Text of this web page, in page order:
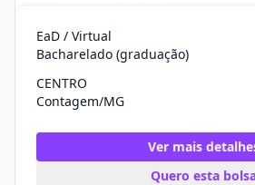
EaD / Virtual
Bacharelado (graduação)
CENTRO
Contagem/MG
Ver mais
Quero esta